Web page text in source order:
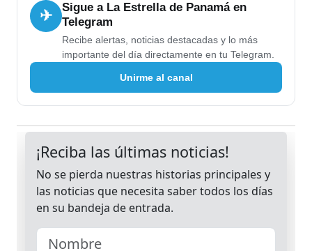
✈
Sigue a La Estrella de Panamá en
Telegram
Recibe alertas, noticias destacadas y lo más
importante del día directamente en tu Telegram.
Unirme al canal